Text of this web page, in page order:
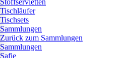
Stoffservietten
Tischläufer
Tischsets
Sammlungen
Zurück zum Sammlungen
Sammlungen
Safie